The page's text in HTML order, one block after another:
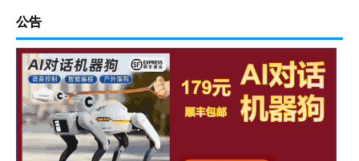
公告